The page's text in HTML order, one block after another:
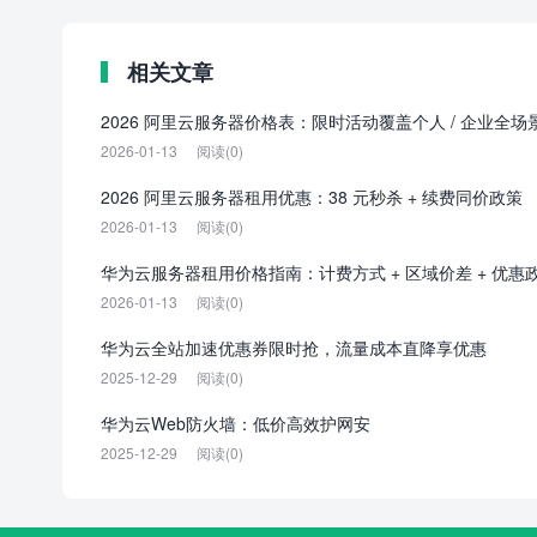
相关文章
2026 阿里云服务器价格表：限时活动覆盖个人 / 企业全场
2026-01-13 阅读(0)
2026 阿里云服务器租用优惠：38 元秒杀 + 续费同价政策
2026-01-13 阅读(0)
华为云服务器租用价格指南：计费方式 + 区域价差 + 优惠
2026-01-13 阅读(0)
华为云全站加速优惠券限时抢，流量成本直降享优惠
2025-12-29 阅读(0)
华为云Web防火墙：低价高效护网安
2025-12-29 阅读(0)